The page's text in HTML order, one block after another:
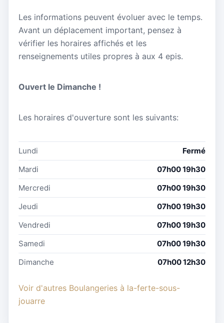
Les informations peuvent évoluer avec le temps.
Avant un déplacement important, pensez à
vérifier les horaires affichés et les
renseignements utiles propres à aux 4 epis.
Ouvert le Dimanche !
Les horaires d'ouverture sont les suivants:
Lundi
Fermé
Mardi
07h00 19h30
Mercredi
07h00 19h30
Jeudi
07h00 19h30
Vendredi
07h00 19h30
Samedi
07h00 19h30
Dimanche
07h00 12h30
Voir d'autres Boulangeries à la-ferte-sous-
jouarre